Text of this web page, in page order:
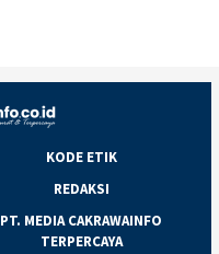
KODE ETIK
REDAKSI
PT. MEDIA CAKRAWAINFO
TERPERCAYA